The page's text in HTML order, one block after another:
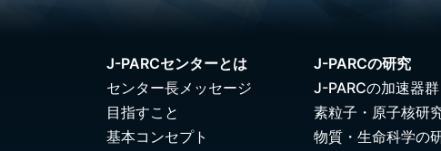
J-PARCセンターとは
センター長メッセージ
目指すこと
基本コンセプト
J-PARCの研究
J-PARCの加速器群
素粒子・原子核研
物質・生命科学の